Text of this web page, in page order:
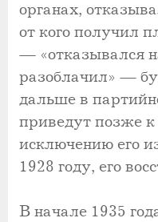
органах,
от кого получил
— «отказывался
разоблачил» —
дальше в
приведут позже к
исключению его
1928 году, его
В начале 1935